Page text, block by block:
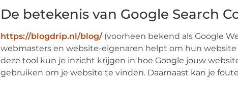
De betekenis van Google Search
https://blogdrip.nl/blog/ (voorheen bekend als Google
webmasters en website-eigenaren helpt om hun
deze tool kun je inzicht krijgen in hoe Google jouw
gebruiken om je website te vinden. Daarnaast kan je